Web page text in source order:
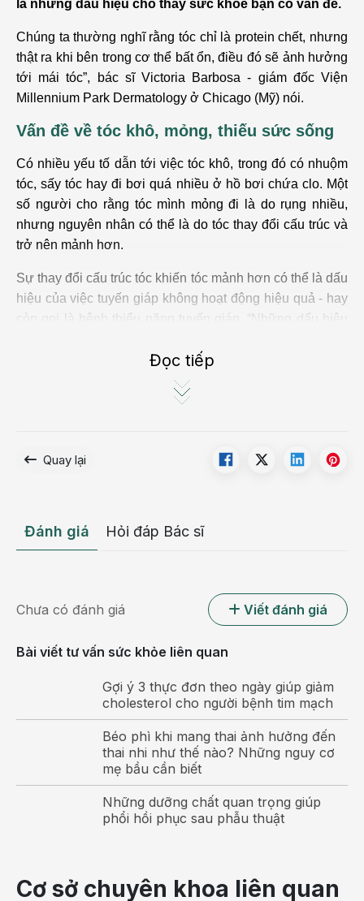
là những dấu hiệu cho thấy sức khỏe bạn có vấn đề.
Chúng ta thường nghĩ rằng tóc chỉ là protein chết, nhưng
thật ra khi bên trong cơ thể bất ổn, điều đó sẽ ảnh hưởng
tới mái tóc”, bác sĩ Victoria Barbosa - giám đốc Viện
Millennium Park Dermatology ở Chicago (Mỹ) nói.
Vấn đề về tóc khô, mỏng, thiếu sức sống
Có nhiều yếu tố dẫn tới việc tóc khô, trong đó có nhuộm
tóc, sấy tóc hay đi bơi quá nhiều ở hồ bơi chứa clo. Một
số người cho rằng tóc mình mỏng đi là do rụng nhiều,
nhưng nguyên nhân có thể là do tóc thay đổi cấu trúc và
trở nên mảnh hơn.
Sự thay đổi cấu trúc tóc khiến tóc mảnh hơn có thể là dấu
hiệu của việc tuyến giáp không hoạt động hiệu quả - hay
còn gọi là bệnh thiểu năng tuyến giáp. “Những dấu hiệu
tăng cân, nhịp tim chậm và hay bị lạnh”, Raphael Darvish
- bác sĩ da liễu ở Brentwood, California cho biết.
Da đầu có vảy hoặc những mảng cứng,
thường bắt đầu ở đường chân tóc
Da đầu đóng một lớp vảy cứng dày có thể là dấu hiệu
của bệnh vảy nến. Bệnh vảy nến là bệnh thông thường
nhất trong số tất cả các bệnh tự miễn, xảy ra khi các tế
bào da phát triển quá nhanh chóng.
Nếu bị các bệnh tự miễn, bạn có nguy cơ cao mắc bệnh
vảy nến. Ngược lại, nếu phát hiện ra mình bị vảy nến,
đau đớn.
Đọc tiếp
Quay lại
Đánh giá Hỏi đáp Bác sĩ
Chưa có đánh giá Viết đánh giá
Bài viết tư vấn sức khỏe liên quan
Gợi ý 3 thực đơn theo ngày giúp giảm
cholesterol cho người bệnh tim mạch
Béo phì khi mang thai ảnh hưởng đến
thai nhi như thế nào? Những nguy cơ
mẹ bầu cần biết
Những dưỡng chất quan trọng giúp
phổi hồi phục sau phẫu thuật
Cơ sở chuyên khoa liên quan